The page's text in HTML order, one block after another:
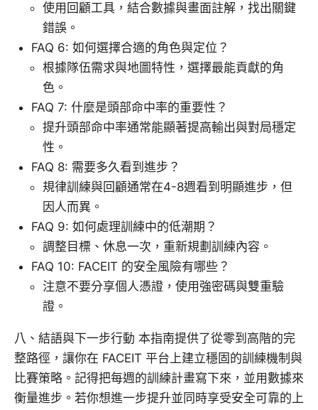
使用回顧工具，結合數據與畫面註解，找出關鍵
錯誤。
FAQ 6: 如何選擇合適的角色與定位？
根據隊伍需求與地圖特性，選擇最能貢獻的角
色。
FAQ 7: 什麼是頭部命中率的重要性？
提升頭部命中率通常能顯著提高輸出與對局穩定
性。
FAQ 8: 需要多久看到進步？
規律訓練與回顧通常在4-8週看到明顯進步，但
因人而異。
FAQ 9: 如何處理訓練中的低潮期？
調整目標、休息一次，重新規劃訓練內容。
FAQ 10: FACEIT 的安全風險有哪些？
注意不要分享個人憑證，使用強密碼與雙重驗
證。
八、結語與下一步行動 本指南提供了從零到高階的完
整路徑，讓你在 FACEIT 平台上建立穩固的訓練機制與
比賽策略。記得把每週的訓練計畫寫下來，並用數據來
衡量進步。若你想進一步提升並同時享受安全可靠的上